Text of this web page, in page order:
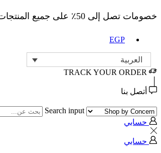
خصومات تصل إلى 50٪ على جميع المنتجات لفترة محدودة!
EGP
العربية
TRACK YOUR ORDER
أتصل بنا
Search input
حسابي
حسابي